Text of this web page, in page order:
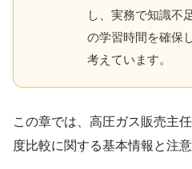
し、実務で知識不
の学習時間を確保
考えています。
この章では、高圧ガス販売主
度比較に関する基本情報と注